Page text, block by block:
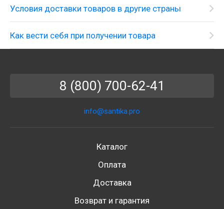
Условия доставки товаров в другие страны
Как вести себя при получении товара
8 (800) 700-62-41
info@santika.pro
Каталог
Оплата
Доставка
Возврат и гарантия